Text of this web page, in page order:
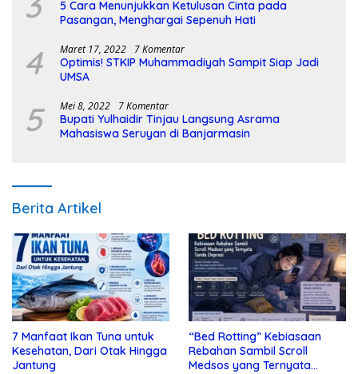
5 Cara Menunjukkan Ketulusan Cinta pada
Pasangan, Menghargai Sepenuh Hati
4 Maret 17, 2022 7 Komentar
Optimis! STKIP Muhammadiyah Sampit Siap Jadi
UMSA
5 Mei 8, 2022 7 Komentar
Bupati Yulhaidir Tinjau Langsung Asrama
Mahasiswa Seruyan di Banjarmasin
Berita Artikel
7 Manfaat Ikan Tuna untuk
Kesehatan, Dari Otak Hingga
Jantung
“Bed Rotting” Kebiasaan
Rebahan Sambil Scroll
Medsos yang Ternyata